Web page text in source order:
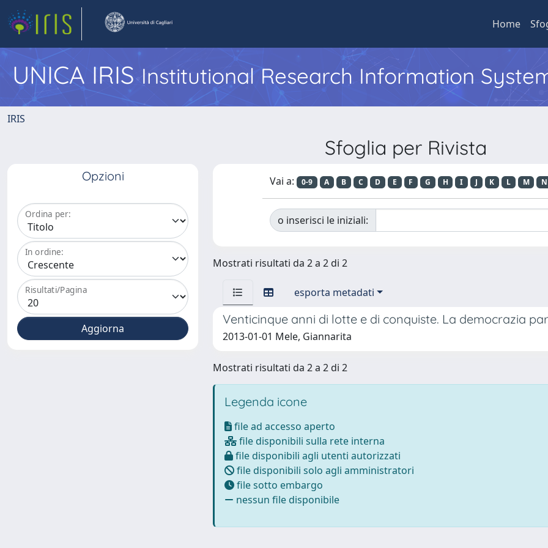
Home
UNICA IRISInstitutional Research Information
IRIS
Sfoglia per Rivista
Opzioni
Ordina per:
In ordine:
Risultati/Pagina
Vai a: 0-9 A B C D E F G H I J K L M N
o inserisci le iniziali:
Mostrati risultati da 2 a 2 di 2
esporta metadati
Venticinque anni di lotte e di conquiste. La democrazia
2013-01-01 Mele, Giannarita
Mostrati risultati da 2 a 2 di 2
Legenda icone
file ad accesso aperto
file disponibili sulla rete interna
file disponibili agli utenti autorizzati
file disponibili solo agli amministratori
file sotto embargo
nessun file disponibile